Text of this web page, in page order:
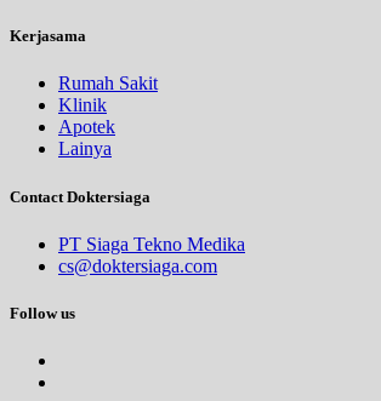
Kerjasama
Rumah Sakit
Klinik
Apotek
Lainya
Contact Doktersiaga
PT Siaga Tekno Medika
cs@doktersiaga.com
Follow us